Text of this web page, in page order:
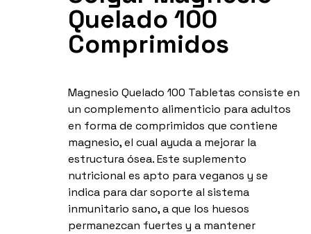
Quelado 100
Comprimidos
Magnesio Quelado 100 Tabletas consiste en
un complemento alimenticio para adultos
en forma de comprimidos que contiene
magnesio, el cual ayuda a mejorar la
estructura ósea. Este suplemento
nutricional es apto para veganos y se
indica para dar soporte al sistema
inmunitario sano, a que los huesos
permanezcan fuertes y a mantener